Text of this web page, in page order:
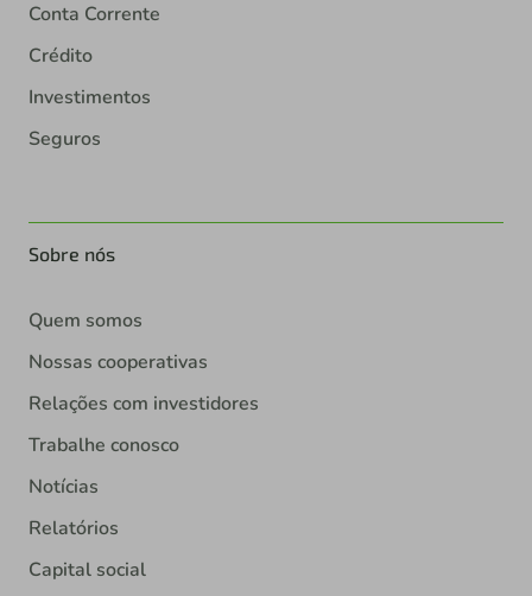
Conta Corrente
Crédito
Investimentos
Seguros
Sobre nós
Quem somos
Nossas cooperativas
Relações com investidores
Trabalhe conosco
Notícias
Relatórios
Capital social